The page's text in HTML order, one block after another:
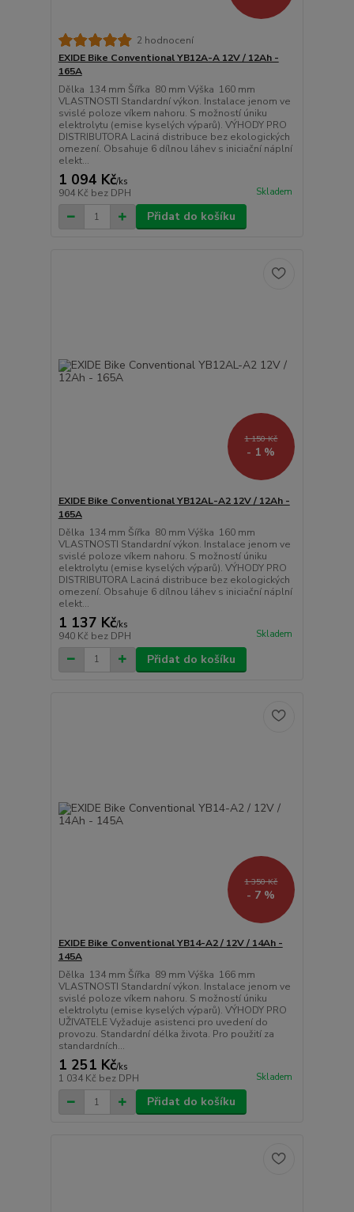
2 hodnocení
EXIDE Bike Conventional YB12A-A 12V / 12Ah -
165A
Dělka 134 mm Šířka 80 mm Výška 160 mm
VLASTNOSTI Standardní výkon. Instalace jenom ve
svislé poloze víkem nahoru. S možností úniku
elektrolytu (emise kyselých výparů). VÝHODY PRO
DISTRIBUTORA Laciná distribuce bez ekologických
omezení. Obsahuje 6 dílnou láhev s iniciační náplní
elekt...
1 094 Kč/ks
904 Kč bez DPH Skladem
Přidat do košíku
1 150 Kč
- 1 %
EXIDE Bike Conventional YB12AL-A2 12V / 12Ah -
165A
Dělka 134 mm Šířka 80 mm Výška 160 mm
VLASTNOSTI Standardní výkon. Instalace jenom ve
svislé poloze víkem nahoru. S možností úniku
elektrolytu (emise kyselých výparů). VÝHODY PRO
DISTRIBUTORA Laciná distribuce bez ekologických
omezení. Obsahuje 6 dílnou láhev s iniciační náplní
elekt...
1 137 Kč/ks
940 Kč bez DPH Skladem
Přidat do košíku
1 350 Kč
- 7 %
EXIDE Bike Conventional YB14-A2 / 12V / 14Ah -
145A
Dělka 134 mm Šířka 89 mm Výška 166 mm
VLASTNOSTI Standardní výkon. Instalace jenom ve
svislé poloze víkem nahoru. S možností úniku
elektrolytu (emise kyselých výparů). VÝHODY PRO
UŽIVATELE Vyžaduje asistenci pro uvedení do
provozu. Standardní délka života. Pro použití za
standardních...
1 251 Kč/ks
1 034 Kč bez DPH Skladem
Přidat do košíku